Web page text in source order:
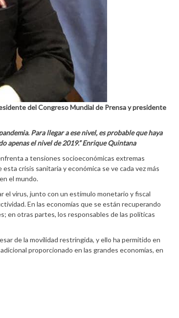
del Congreso Mundial de Prensa y presidente
Para llegar a ese nivel, es probable que haya
apenas el nivel de 2019.” Enrique Quintana
a tensiones socioeconómicas extremas
crisis sanitaria y económica se ve cada vez más
el mundo.
el virus, junto con un estímulo monetario y fiscal
En las economías que se están recuperando
en otras partes, los responsables de las políticas
de la movilidad restringida, y ello ha permitido en
proporcionado en las grandes economías, en